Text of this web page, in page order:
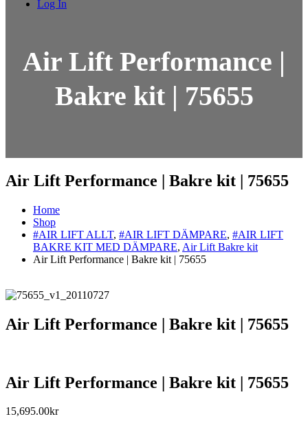
Log In
Air Lift Performance |
Bakre kit | 75655
Air Lift Performance | Bakre kit | 75655
Home
Shop
#AIR LIFT ALLT, #AIR LIFT DÄMPARE, #AIR LIFT
BAKRE KIT MED DÄMPARE, Air Lift Bakre kit
Air Lift Performance | Bakre kit | 75655
Air Lift Performance | Bakre kit | 75655
Air Lift Performance | Bakre kit | 75655
15,695.00kr